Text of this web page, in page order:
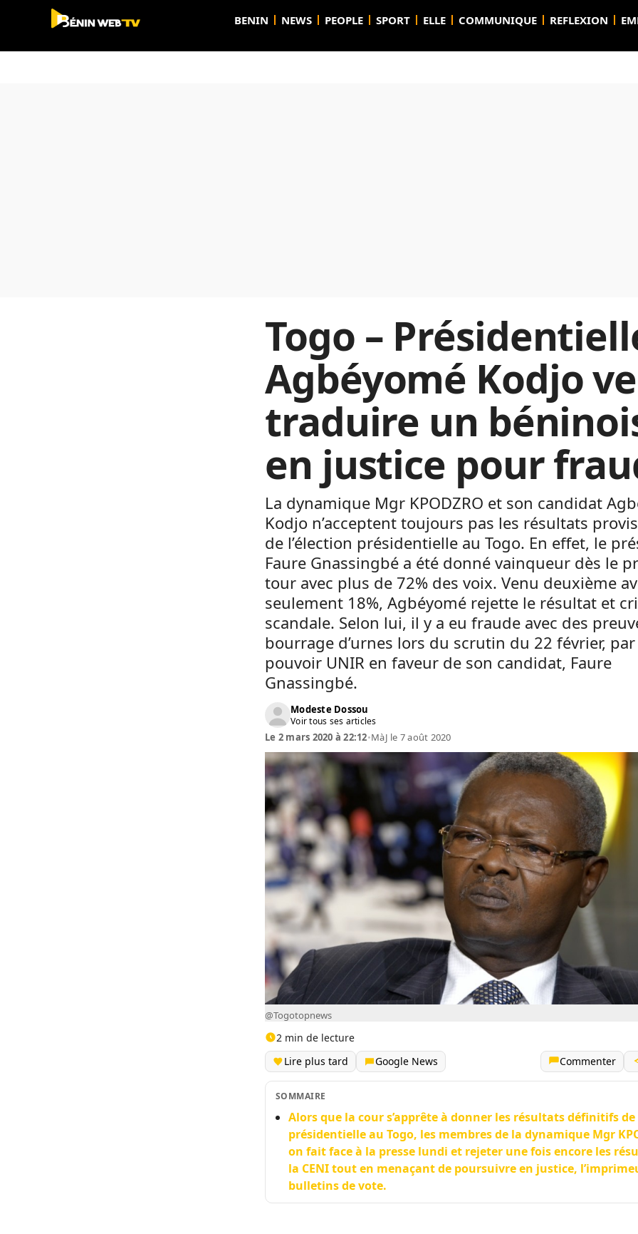
BENIN NEWS PEOPLE SPORT ELLE COMMUNIQUE REFLEXION
Togo –
Agbéyomé Kodjo
traduire un
en justice pour
La dynamique Mgr KPODZRO et son candidat
Kodjo n’acceptent toujours pas les résultats
de l’élection présidentielle au Togo. En effet, le
Faure Gnassingbé a été donné vainqueur dès le
tour avec plus de 72% des voix. Venu deuxième
seulement 18%, Agbéyomé rejette le résultat et
scandale. Selon lui, il y a eu fraude avec des
bourrage d’urnes lors du scrutin du 22 février,
pouvoir UNIR en faveur de son candidat, Faure
Gnassingbé.
Modeste Dossou
Voir tous ses articles
Le 2 mars 2020 à 22:12•MàJ le 7 août 2020
@Togotopnews
2 min de lecture
Lire plus tard
Google News Commenter
SOMMAIRE
Alors que la cour s’apprête à donner les résultats définitifs de
présidentielle au Togo, les membres de la dynamique Mgr
on fait face à la presse lundi et rejeter une fois encore les
la CENI tout en menaçant de poursuivre en justice,
bulletins de vote.